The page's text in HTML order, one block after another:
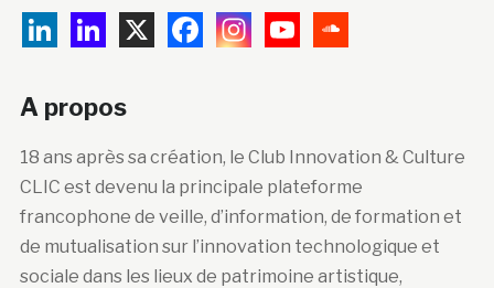
A propos
18 ans après sa création, le Club Innovation & Culture
CLIC est devenu la principale plateforme
francophone de veille, d’information, de formation et
de mutualisation sur l’innovation technologique et
sociale dans les lieux de patrimoine artistique,